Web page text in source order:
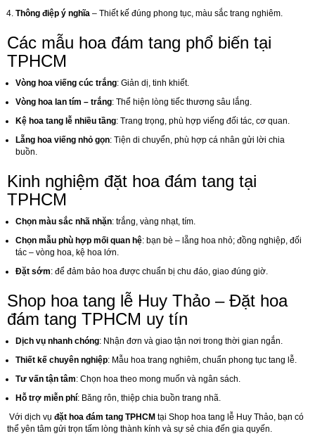
Thông điệp ý nghĩa – Thiết kế đúng phong tục, màu sắc trang nghiêm.
Các mẫu hoa đám tang phổ biến tại
TPHCM
Vòng hoa viếng cúc trắng: Giản dị, tinh khiết.
Vòng hoa lan tím – trắng: Thể hiện lòng tiếc thương sâu lắng.
Kệ hoa tang lễ nhiều tầng: Trang trọng, phù hợp viếng đối tác, cơ quan.
Lẵng hoa viếng nhỏ gọn: Tiện di chuyển, phù hợp cá nhân gửi lời chia
buồn.
Kinh nghiệm đặt hoa đám tang tại
TPHCM
Chọn màu sắc nhã nhặn: trắng, vàng nhạt, tím.
Chọn mẫu phù hợp mối quan hệ: bạn bè – lẵng hoa nhỏ; đồng nghiệp, đối
tác – vòng hoa, kệ hoa lớn.
Đặt sớm: để đảm bảo hoa được chuẩn bị chu đáo, giao đúng giờ.
Shop hoa tang lễ Huy Thảo – Đặt hoa
đám tang TPHCM uy tín
Dịch vụ nhanh chóng: Nhận đơn và giao tận nơi trong thời gian ngắn.
Thiết kế chuyên nghiệp: Mẫu hoa trang nghiêm, chuẩn phong tục tang lễ.
Tư vấn tận tâm: Chọn hoa theo mong muốn và ngân sách.
Hỗ trợ miễn phí: Băng rôn, thiệp chia buồn trang nhã.
Với dịch vụ đặt hoa đám tang TPHCM tại Shop hoa tang lễ Huy Thảo, bạn có
thể yên tâm gửi trọn tấm lòng thành kính và sự sẻ chia đến gia quyến.